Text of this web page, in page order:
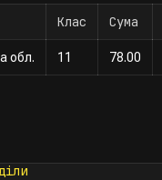
Клас Сума
обл. 11 78.00